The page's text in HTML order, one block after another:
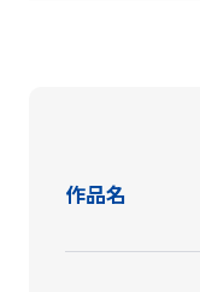
作品名